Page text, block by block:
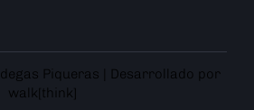
Piqueras | Desarrollado por
walk[think]